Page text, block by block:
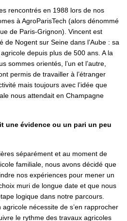
rencontrés en 1988 lors de nos
à AgroParisTech (alors dénommé
de Paris-Grignon). Vincent est
de Nogent sur Seine dans l’Aube : sa
depuis plus de 500 ans. A la
sommes orientés, l’un et l’autre,
permis de travailler à l’étranger
mais toujours avec l’idée que
nous attendait en Champagne
une évidence ou un pari un peu
séparément et au moment de
familiale, nous avons décidé que
nos expériences pour mener un
muri de longue date et que nous
logique dans notre parcours.
nécessite de s’en rapprocher
le rythme des travaux agricoles